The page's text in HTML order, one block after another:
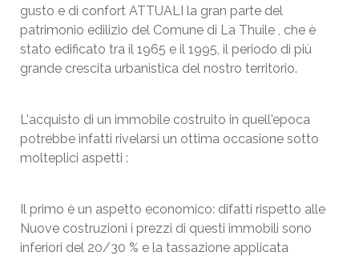
gusto e di confort ATTUALI la gran parte del
patrimonio edilizio del Comune di La Thuile , che è
stato edificato tra il 1965 e il 1995, il periodo di più
grande crescita urbanistica del nostro territorio.
L'acquisto di un immobile costruito in quell'epoca
potrebbe infatti rivelarsi un ottima occasione sotto
molteplici aspetti :
Il primo è un aspetto economico: difatti rispetto alle
Nuove costruzioni i prezzi di questi immobili sono
inferiori del 20/30 % e la tassazione applicata